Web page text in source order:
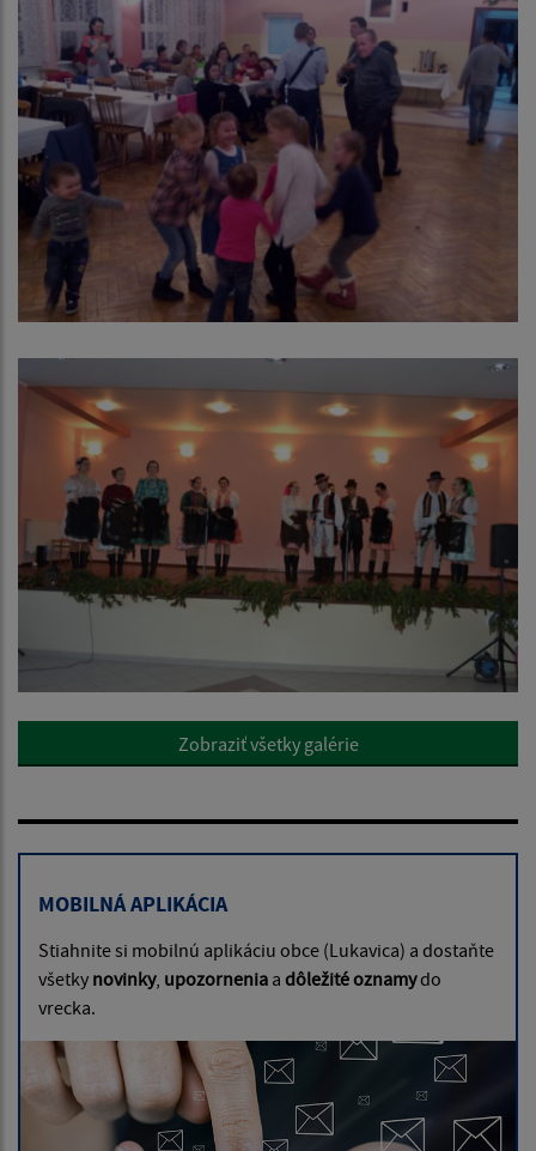
Zobraziť všetky galérie
MOBILNÁ APLIKÁCIA
Stiahnite si mobilnú aplikáciu obce (Lukavica) a dostaňte
všetky novinky, upozornenia a dôležité oznamydo
vrecka.